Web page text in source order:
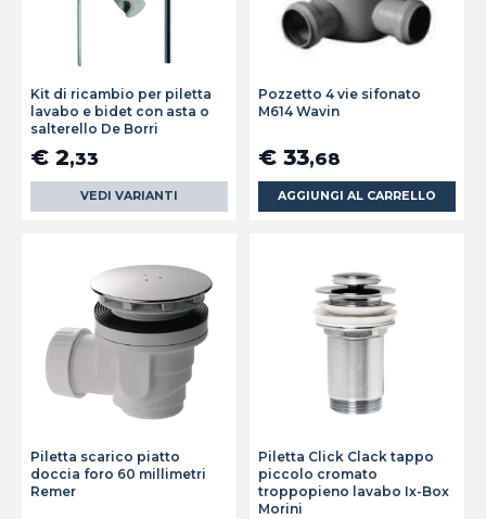
Kit di ricambio per piletta
lavabo e bidet con asta o
salterello De Borri
€ 2,33
VEDI VARIANTI
Pozzetto 4 vie sifonato
M614 Wavin
€ 33,68
AGGIUNGI AL CARRELLO
Piletta scarico piatto
doccia foro 60 millimetri
Remer
Piletta Click Clack tappo
piccolo cromato
troppopieno lavabo Ix-Box
Morini